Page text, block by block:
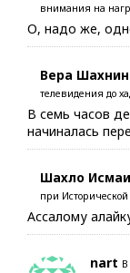
внимания на
О, надо же,
Вера
телевидения до
В семь часов
начиналась
Шахло
при
Ассалому
nart